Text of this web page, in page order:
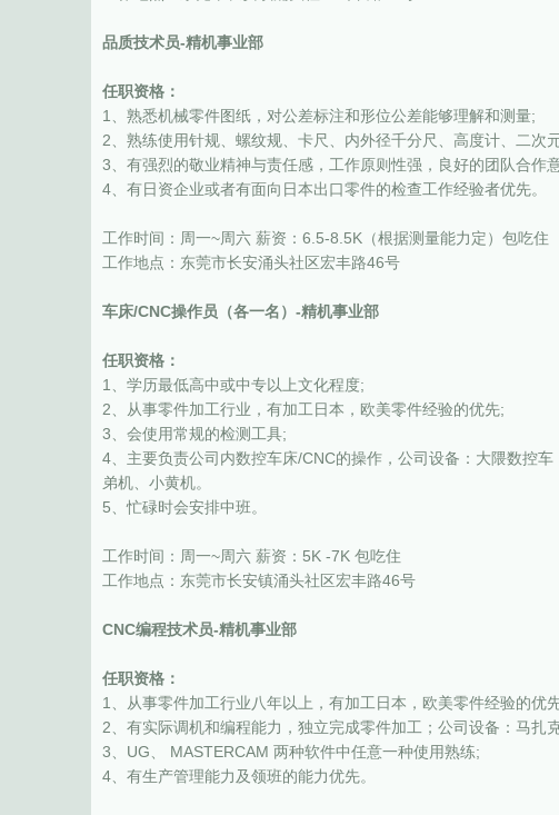
品质技术员-精机事业部
任职资格：
1、熟悉机械零件图纸，对公差标注和形位公差能够理解和测量;
2、熟练使用针规、螺纹规、卡尺、内外径千分尺、高度计、二次
3、有强烈的敬业精神与责任感，工作原则性强，良好的团队合作
4、有日资企业或者有面向日本出口零件的检查工作经验者优先。
工作时间：周一~周六 薪资：6.5-8.5K（根据测量能力定）包吃住
工作地点：东莞市长安涌头社区宏丰路46号
车床/CNC操作员（各一名）-精机事业部
任职资格：
1、学历最低高中或中专以上文化程度;
2、从事零件加工行业，有加工日本，欧美零件经验的优先;
3、会使用常规的检测工具;
4、主要负责公司内数控车床/CNC的操作，公司设备：大隈数控
弟机、小黄机。
5、忙碌时会安排中班。
工作时间：周一~周六 薪资：5K -7K 包吃住
工作地点：东莞市长安镇涌头社区宏丰路46号
CNC编程技术员-精机事业部
任职资格：
1、从事零件加工行业八年以上，有加工日本，欧美零件经验的优
2、有实际调机和编程能力，独立完成零件加工；公司设备：马扎
3、UG、 MASTERCAM 两种软件中任意一种使用熟练;
4、有生产管理能力及领班的能力优先。